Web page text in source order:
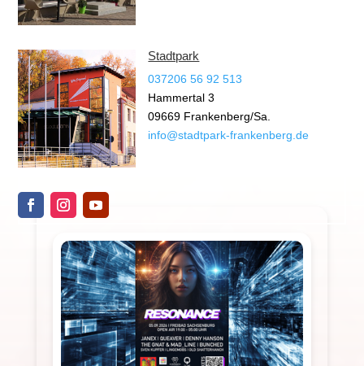
Stadtpark
037206 56 92 513
Hammertal 3
09669 Frankenberg/Sa.
info@stadtpark-frankenberg.de